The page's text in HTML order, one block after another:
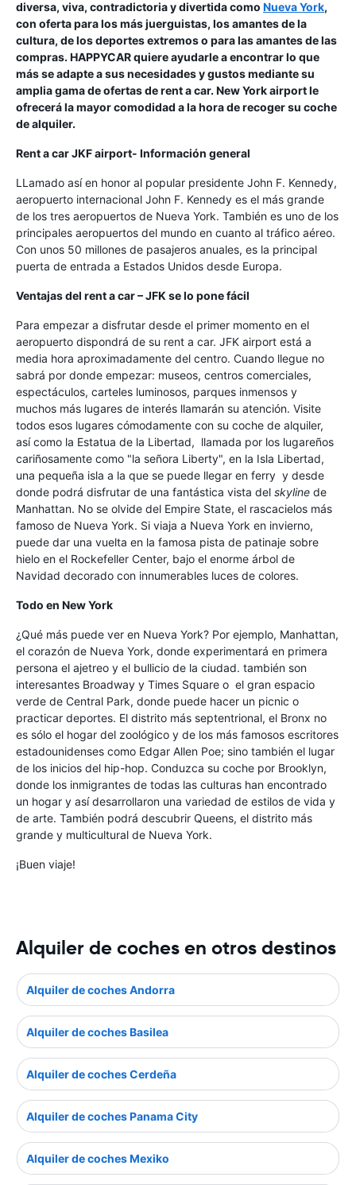
diversa, viva, contradictoria y divertida como Nueva York,
con oferta para los más juerguistas, los amantes de la
cultura, de los deportes extremos o para las amantes de las
compras. HAPPYCAR quiere ayudarle a encontrar lo que
más se adapte a sus necesidades y gustos mediante su
amplia gama de ofertas de rent a car. New York airport le
ofrecerá la mayor comodidad a la hora de recoger su coche
de alquiler.
Rent a car JKF airport- Información general
LLamado así en honor al popular presidente John F. Kennedy,
aeropuerto internacional John F. Kennedy es el más grande
de los tres aeropuertos de Nueva York. También es uno de los
principales aeropuertos del mundo en cuanto al tráfico aéreo.
Con unos 50 millones de pasajeros anuales, es la principal
puerta de entrada a Estados Unidos desde Europa.
Ventajas del rent a car – JFK se lo pone fácil
Para empezar a disfrutar desde el primer momento en el
aeropuerto dispondrá de su rent a car. JFK airport está a
media hora aproximadamente del centro. Cuando llegue no
sabrá por donde empezar: museos, centros comerciales,
espectáculos, carteles luminosos, parques inmensos y
muchos más lugares de interés llamarán su atención. Visite
todos esos lugares cómodamente con su coche de alquiler,
así como la Estatua de la Libertad, llamada por los lugareños
cariñosamente como "la señora Liberty", en la Isla Libertad,
una pequeña isla a la que se puede llegar en ferry y desde
donde podrá disfrutar de una fantástica vista del skyline de
Manhattan. No se olvide del Empire State, el rascacielos más
famoso de Nueva York. Si viaja a Nueva York en invierno,
puede dar una vuelta en la famosa pista de patinaje sobre
hielo en el Rockefeller Center, bajo el enorme árbol de
Navidad decorado con innumerables luces de colores.
Todo en New York
¿Qué más puede ver en Nueva York? Por ejemplo, Manhattan,
el corazón de Nueva York, donde experimentará en primera
persona el ajetreo y el bullicio de la ciudad. también son
interesantes Broadway y Times Square o el gran espacio
verde de Central Park, donde puede hacer un picnic o
practicar deportes. El distrito más septentrional, el Bronx no
es sólo el hogar del zoológico y de los más famosos escritores
estadounidenses como Edgar Allen Poe; sino también el lugar
de los inicios del hip-hop. Conduzca su coche por Brooklyn,
donde los inmigrantes de todas las culturas han encontrado
un hogar y así desarrollaron una variedad de estilos de vida y
de arte. También podrá descubrir Queens, el distrito más
grande y multicultural de Nueva York.
¡Buen viaje!
Alquiler de coches en otros destinos
Alquiler de coches Andorra
Alquiler de coches Basilea
Alquiler de coches Cerdeña
Alquiler de coches Panama City
Alquiler de coches Mexiko